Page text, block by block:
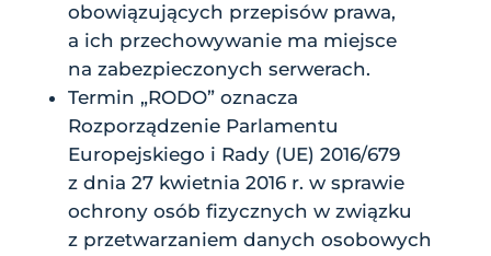
obowiązujących przepisów prawa,
a ich przechowywanie ma miejsce
na zabezpieczonych serwerach.
Termin „RODO” oznacza
Rozporządzenie Parlamentu
Europejskiego i Rady (UE) 2016/679
z dnia 27 kwietnia 2016 r. w sprawie
ochrony osób fizycznych w związku
z przetwarzaniem danych osobowych